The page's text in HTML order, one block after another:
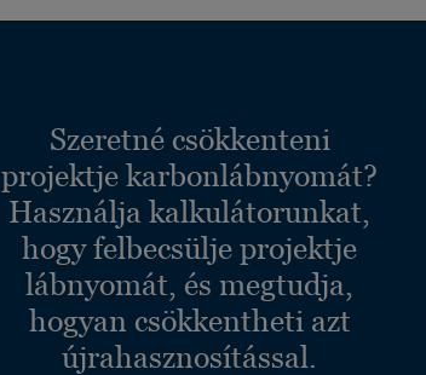
Szeretné csökkenteni
projektje karbonlábnyomát?
Használja kalkulátorunkat,
hogy felbecsülje projektje
lábnyomát, és megtudja,
hogyan csökkentheti azt
újrahasznosítással.